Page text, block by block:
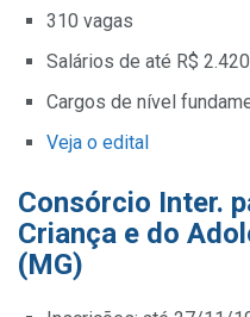
310 vagas
Salários de até R$
Cargos de nível
Veja o edital
Consórcio Inter.
Criança e do
(MG)